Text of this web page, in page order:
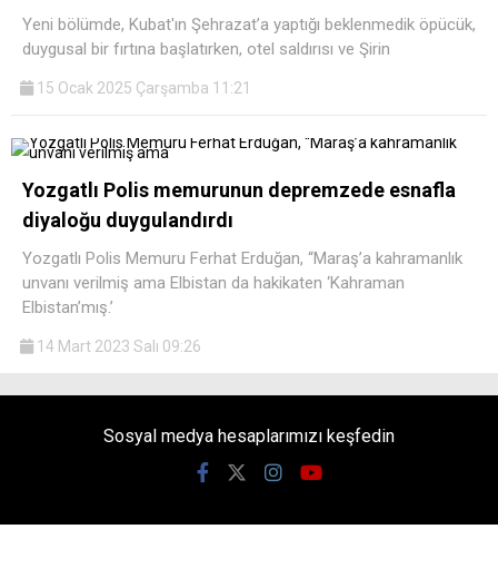
Yeni bölümde, Kubat'ın Şehrazat’a yaptığı beklenmedik öpücük,
duygusal bir fırtına başlatırken, otel saldırısı ve Şirin
15 Ocak 2025 Çarşamba 11:21
Yozgatlı Polis memurunun depremzede esnafla
diyaloğu duygulandırdı
Yozgatlı Polis Memuru Ferhat Erduğan, “Maraş’a kahramanlık
unvanı verilmiş ama Elbistan da hakikaten ‘Kahraman
Elbistan’mış.’
14 Mart 2023 Salı 09:26
Sosyal medya hesaplarımızı keşfedin